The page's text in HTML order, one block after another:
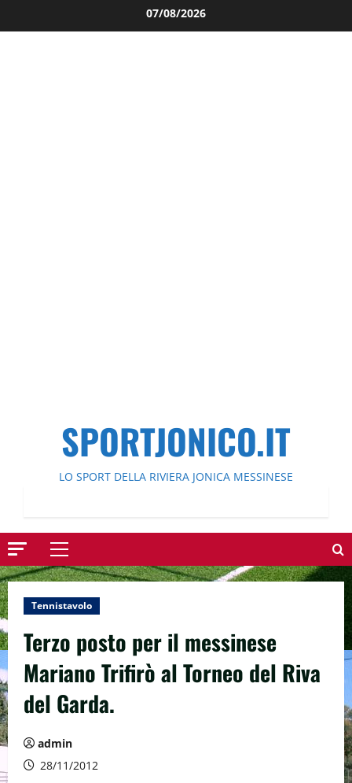
al
07/08/2026
SPORTJONICO.IT
LO SPORT DELLA RIVIERA JONICA MESSINESE
Menu
principale
Tennistavolo
Terzo posto per il messinese
Mariano Trifirò al Torneo del Riva
del Garda.
admin
28/11/2012